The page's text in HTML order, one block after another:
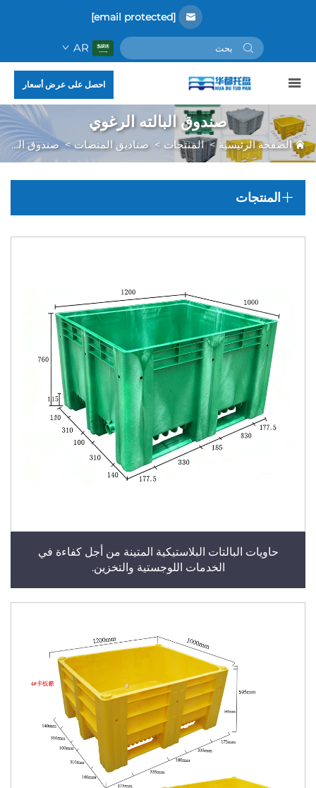
[email protected]
AR
احصل على عرض أسعار
صندوق البالته الرغوي
الصفحة الرئيسية>المنتجات > صناديق المنصات>صندوق البالته الرغوي
المنتجات
حاويات البالتات البلاستيكية المتينة من أجل كفاءة في
الخدمات اللوجستية والتخزين.